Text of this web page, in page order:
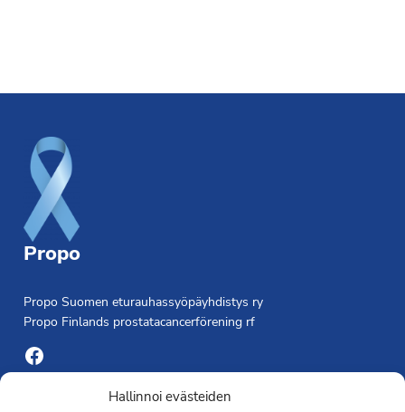
Hallinnoi evästeiden
Propo
Propo Suomen eturauhassyöpäyhdistys ry
Propo Finlands prostatacancerförening rf
Facebook
Yhdistyksen toimisto